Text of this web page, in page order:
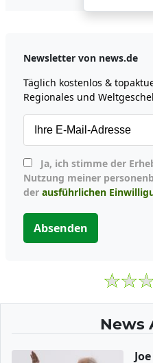
Newsletter von news.de
Täglich kostenlos &
Regionales und
Nutzung meiner
der ausführlichen
Absenden
News